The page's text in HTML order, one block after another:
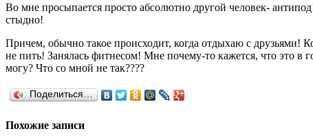
Во мне просыпается просто абсолютно другой человек-
стыдно!
Причем, обычно такое происходит, когда отдыхаю с друзьями!
не пить! Занялась фитнесом! Мне почему-то кажется, что это в
могу? Что со мной не так????
Поделиться…
Похожие записи